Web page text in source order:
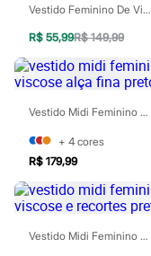
Palomino
Moda íntima
Calcinhas
Cuecas
Meias
Pijamas
Moda praia
Blusas de proteção
Sungas
Personagens
Bluey
Disney
Homem Aranha
Vestido Feminino De Viscose Decote V Folhagem Preto
R$ 55,99R$ 149,99
Vestido Midi Feminino De Viscose Alça Fina Preto
+ 4 cores
R$ 179,99
Vestido Midi Feminino Com Viscose E Recortes Preto